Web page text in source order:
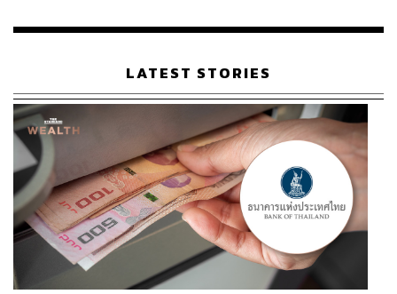
เรือนไทยที่ถูกซุกไว้
LATEST STORIES